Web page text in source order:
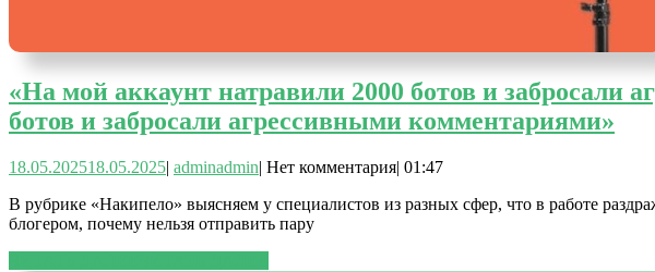
«На мой аккаунт натравили 2000 ботов и забросали
ботов и забросали агрессивными комментариями»
18.05.202518.05.2025| adminadmin| Нет комментария| 01:47
В рубрике «Накипело» выясняем у специалистов из разных сфер, что в работе
блогером, почему нельзя отправить пару